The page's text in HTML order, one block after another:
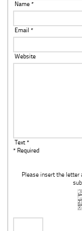
Name *
Email *
Website
Text *
* Required
Please insert the letter